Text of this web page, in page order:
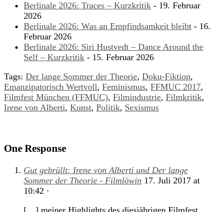
Berlinale 2026: Traces – Kurzkritik - 19. Februar
2026
Berlinale 2026: Was an Empfindsamkeit bleibt - 16.
Februar 2026
Berlinale 2026: Siri Hustvedt – Dance Around the
Self – Kurzkritik - 15. Februar 2026
Tags: Der lange Sommer der Theorie, Doku-Fiktion,
Emanzipatorisch Wertvoll, Feminismus, FFMUC 2017,
Filmfest München (FFMUC), Filmindustrie, Filmkritik,
Irene von Alberti, Kunst, Politik, Sexismus
One Response
Gut gebrüllt: Irene von Alberti und Der lange
Sommer der Theorie - Filmlöwin 17. Juli 2017 at
10:42 ·